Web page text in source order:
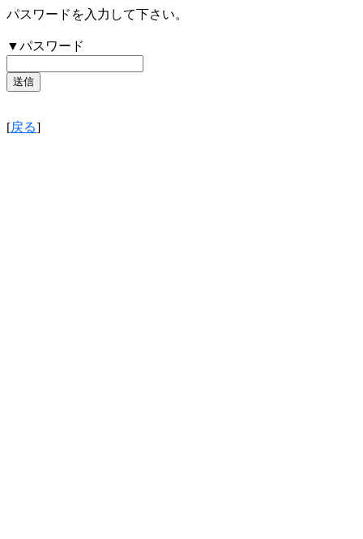
パスワードを入力して下さい。
▼パスワード
[戻る]